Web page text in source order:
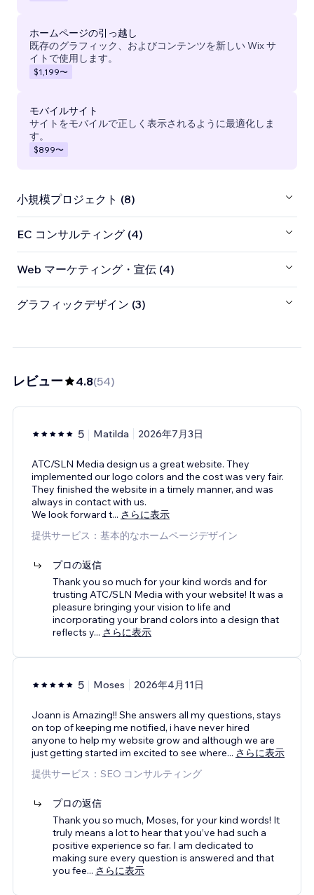
ホームページの引っ越し
既存のグラフィック、およびコンテンツを新しい Wix サ
イトで使用します。
$1,199〜
モバイルサイト
サイトをモバイルで正しく表示されるように最適化しま
す。
$899〜
小規模プロジェクト (8)
EC コンサルティング (4)
Web マーケティング・宣伝 (4)
グラフィックデザイン (3)
レビュー 4.8(54)
5 Matilda 2026年7月3日
ATC/SLN Media design us a great website. They
implemented our logo colors and the cost was very fair.
They finished the website in a timely manner, and was
always in contact with us.
We look forward t... さらに表示
提供サービス：基本的なホームページデザイン
プロの返信
Thank you so much for your kind words and for
trusting ATC/SLN Media with your website! It was a
pleasure bringing your vision to life and
incorporating your brand colors into a design that
reflects y... さらに表示
5 Moses 2026年4月11日
Joann is Amazing!! She answers all my questions, stays
on top of keeping me notified, i have never hired
anyone to help my website grow and although we are
just getting started im excited to see where... さらに表示
提供サービス：SEO コンサルティング
プロの返信
Thank you so much, Moses, for your kind words! It
truly means a lot to hear that you’ve had such a
positive experience so far. I am dedicated to
making sure every question is answered and that
you fee... さらに表示